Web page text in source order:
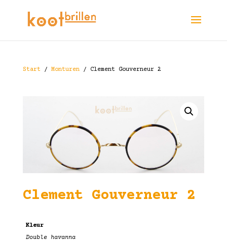
Start/ Monturen/ Clement Gouverneur 2
Clement Gouverneur 2
Kleur
Double havanna